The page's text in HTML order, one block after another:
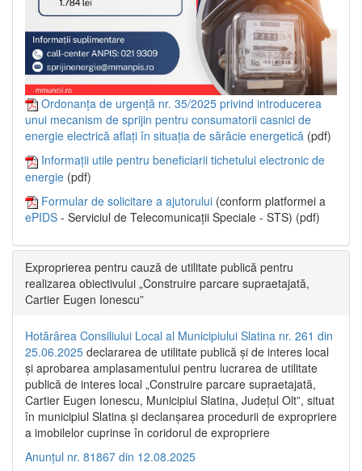
Ordonanța de urgență nr. 35/2025 privind introducerea
unui mecanism de sprijin pentru consumatorii casnici de
energie electrică aflați în situația de sărăcie energetică (pdf)
Informații utile pentru beneficiarii tichetului electronic de
energie (pdf)
Formular de solicitare a ajutorului (conform platformei a
ePIDS - Serviciul de Telecomunicații Speciale - STS) (pdf)
Exproprierea pentru cauză de utilitate publică pentru
realizarea obiectivului „Construire parcare supraetajată,
Cartier Eugen Ionescu”
Hotărârea Consiliului Local al Municipiului Slatina nr. 261 din
25.06.2025 declararea de utilitate publică și de interes local
și aprobarea amplasamentului pentru lucrarea de utilitate
publică de interes local „Construire parcare supraetajată,
Cartier Eugen Ionescu, Municipiul Slatina, Județul Olt”, situat
în municipiul Slatina și declanșarea procedurii de expropriere
a imobilelor cuprinse în coridorul de expropriere
Anunțul nr. 81867 din 12.08.2025